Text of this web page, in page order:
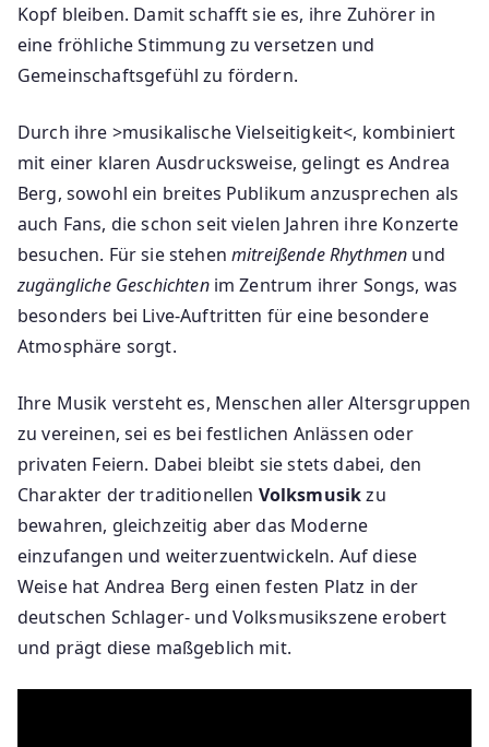
Kopf bleiben. Damit schafft sie es, ihre Zuhörer in
eine fröhliche Stimmung zu versetzen und
Gemeinschaftsgefühl zu fördern.
Durch ihre >musikalische Vielseitigkeit<, kombiniert
mit einer klaren Ausdrucksweise, gelingt es Andrea
Berg, sowohl ein breites Publikum anzusprechen als
auch Fans, die schon seit vielen Jahren ihre Konzerte
besuchen. Für sie stehenmitreißende Rhythmen und
zugängliche Geschichtenim Zentrum ihrer Songs, was
besonders bei Live-Auftritten für eine besondere
Atmosphäre sorgt.
Ihre Musik versteht es, Menschen aller Altersgruppen
zu vereinen, sei es bei festlichen Anlässen oder
privaten Feiern. Dabei bleibt sie stets dabei, den
Charakter der traditionellen Volksmusikzu
bewahren, gleichzeitig aber das Moderne
einzufangen und weiterzuentwickeln. Auf diese
Weise hat Andrea Berg einen festen Platz in der
deutschen Schlager- und Volksmusikszene erobert
und prägt diese maßgeblich mit.